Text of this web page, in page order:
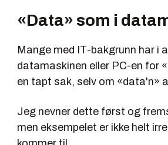
«Data» som i
Mange med IT-bakgrunn har i
datamaskinen eller PC-en for
en tapt sak, selv om «data'n»
Jeg nevner dette først og
men eksempelet er ikke helt